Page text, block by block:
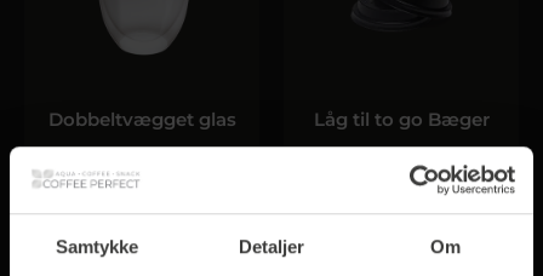
Samtykke Detaljer Om
Dobbeltvægget glas
350 ml - 6 glas
269,00 kr.*
Låg til to go Bæger
200 ml & 250 ml
30,00 kr.*